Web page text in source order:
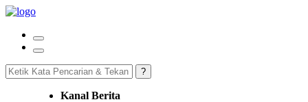
Kanal Berita